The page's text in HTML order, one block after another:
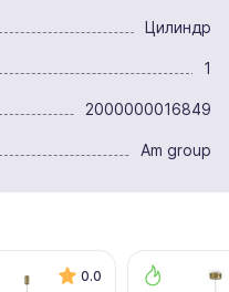
Цилиндр
1
2000000016849
Am group
0.0